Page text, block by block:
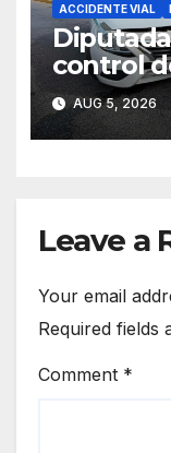
ACCIDENTE VIAL
control
choca
Carmen
AUG 5, 2026
Leave a
Your email
Required fields
Comment *